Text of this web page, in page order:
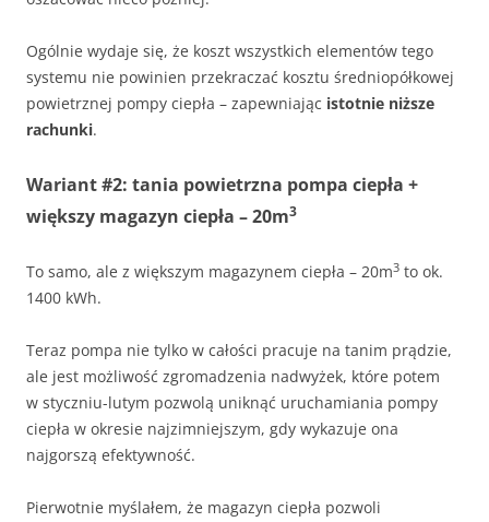
Ogólnie wydaje się, że koszt wszystkich elementów tego
systemu nie powinien przekraczać kosztu średniopółkowej
powietrznej pompy ciepła – zapewniając istotnie niższe
rachunki.
Wariant #2: tania powietrzna pompa ciepła +
większy magazyn ciepła – 20m3
To samo, ale z większym magazynem ciepła – 20m3 to ok.
1400 kWh.
Teraz pompa nie tylko w całości pracuje na tanim prądzie,
ale jest możliwość zgromadzenia nadwyżek, które potem
w styczniu-lutym pozwolą uniknąć uruchamiania pompy
ciepła w okresie najzimniejszym, gdy wykazuje ona
najgorszą efektywność.
Pierwotnie myślałem, że magazyn ciepła pozwoli